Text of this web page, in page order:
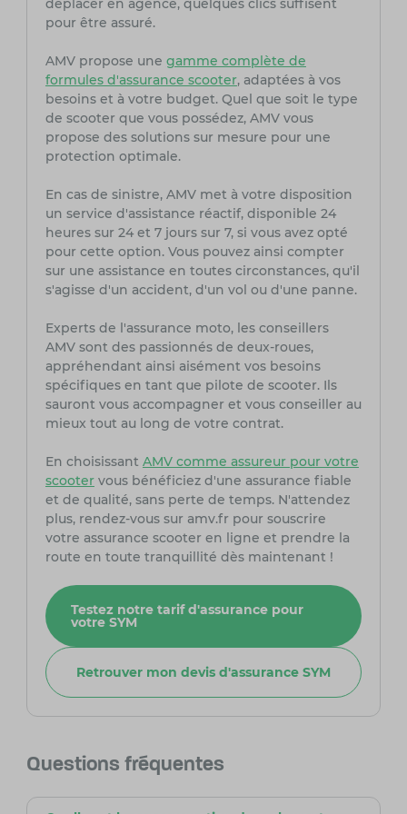
déplacer en agence, quelques clics suffisent
pour être assuré.
AMV propose une gamme complète de
formules d'assurance scooter, adaptées à vos
besoins et à votre budget. Quel que soit le type
de scooter que vous possédez, AMV vous
propose des solutions sur mesure pour une
protection optimale.
En cas de sinistre, AMV met à votre disposition
un service d'assistance réactif, disponible 24
heures sur 24 et 7 jours sur 7, si vous avez opté
pour cette option. Vous pouvez ainsi compter
sur une assistance en toutes circonstances, qu'il
s'agisse d'un accident, d'un vol ou d'une panne.
Experts de l'assurance moto, les conseillers
AMV sont des passionnés de deux-roues,
appréhendant ainsi aisément vos besoins
spécifiques en tant que pilote de scooter. Ils
sauront vous accompagner et vous conseiller au
mieux tout au long de votre contrat.
En choisissant AMV comme assureur pour votre
scootervous bénéficiez d'une assurance fiable
et de qualité, sans perte de temps. N'attendez
plus, rendez-vous sur amv.fr pour souscrire
votre assurance scooter en ligne et prendre la
route en toute tranquillité dès maintenant !
Testez notre tarif d'assurance pour
votre SYM
Retrouver mon devis d'assurance SYM
Questions fréquentes